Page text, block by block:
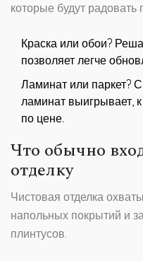
которые будут радовать
Краска или обои?
позволяет легче
Ламинат или паркет?
ламинат выигрывает,
по цене.
Что обычно
отделку
Чистовая отделка
напольных покрытий и
плинтусов.